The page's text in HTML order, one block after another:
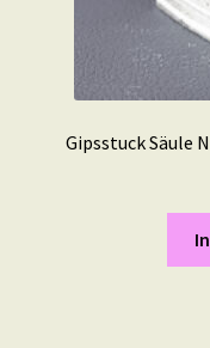
Gipsstuck Säule